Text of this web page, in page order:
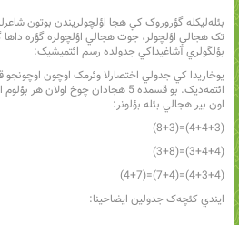
بئله‌ليکله گؤروروک کي هجا اؤلچولريندن بوتون
تک هجالي اؤلچولر، جوت هجالي اؤلچولره گؤره داها
بؤلگولري آشاغيداکي جدولده رسم ائتميشيک:
يوخاريدا کي جدولي اختصارلا وئرمک اوچون
ائتمه‌ديک. بو قسمده 5 هجادان چوخ
اون بير هجالي بئله بؤلونر:
(4+4+3)=(8+3)
(3+4+4)=(3+8)
(4+3+4)=(7+4)=(4+7)
ايندي کئچه‌ک جدولين ايضاحينا: